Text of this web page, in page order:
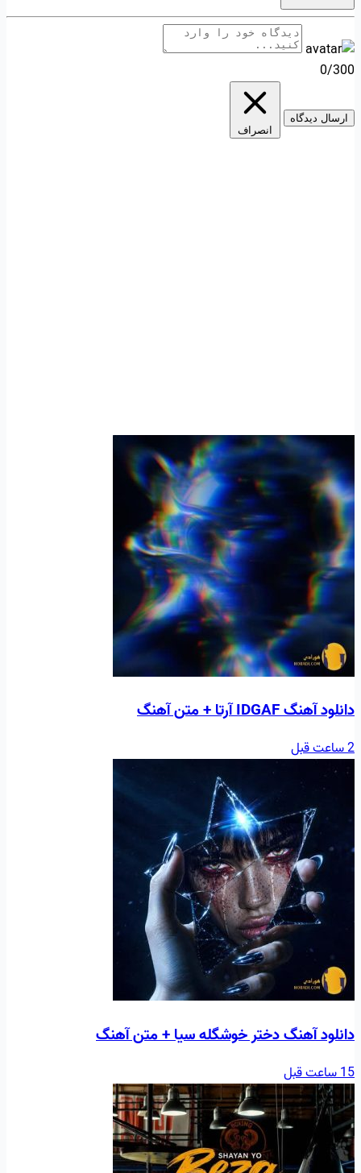
0/300
ارسال دیدگاه
انصراف
دانلود آهنگ IDGAF آرتا + متن آهنگ
2 ساعت قبل
دانلود آهنگ دختر خوشگله سیا + متن آهنگ
15 ساعت قبل